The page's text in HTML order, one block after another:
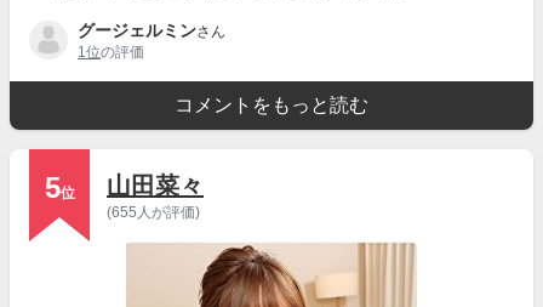
グージェルミンさん
1位の評価
コメントをもっと読む
5位 山田菜々
(655人が評価)